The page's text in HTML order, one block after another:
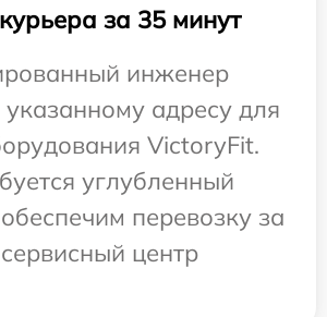
за 35 минут
инженер
адресу для
VictoryFit.
углубленный
перевозку за
центр